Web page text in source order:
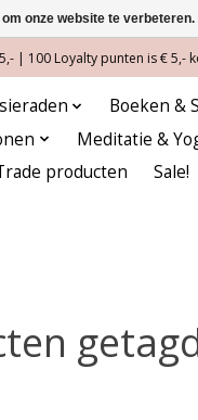
| 100 Loyalty punten is € 5,-
Boeken &
Meditatie &
producten
Sale!
onze website te